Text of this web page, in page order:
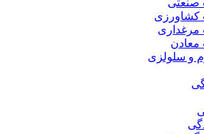
صنعتی
کشاورزی
مرغداری
معادن
و سلولزی